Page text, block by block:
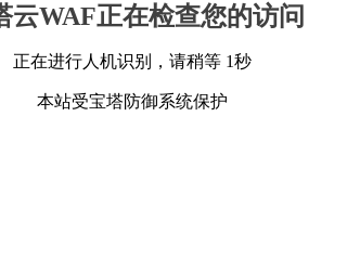
云WAF正在检查您的访问
正在进行人机识别，请稍等 1秒
本站受宝塔防御系统保护